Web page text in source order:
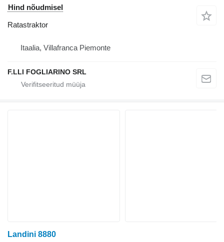
Hind nõudmisel
Ratastraktor
Itaalia, Villafranca Piemonte
F.LLI FOGLIARINO SRL
Landini 8880